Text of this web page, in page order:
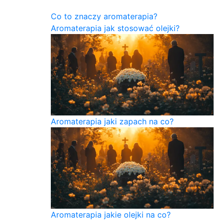
Co to znaczy aromaterapia?
Aromaterapia jak stosować olejki?
Aromaterapia jaki zapach na co?
Aromaterapia jakie olejki na co?